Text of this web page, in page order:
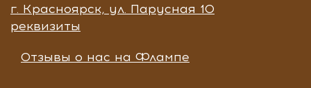
г. Красноярск, ул. Парусная 10
реквизиты
Отзывы о нас на Флампе